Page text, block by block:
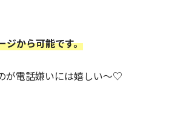
ジから可能です。
が電話嫌いには嬉しい〜♡